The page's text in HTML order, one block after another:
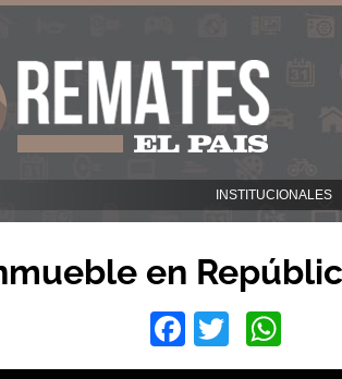
INSTITUCIONALES
en
Facebook
Twitter